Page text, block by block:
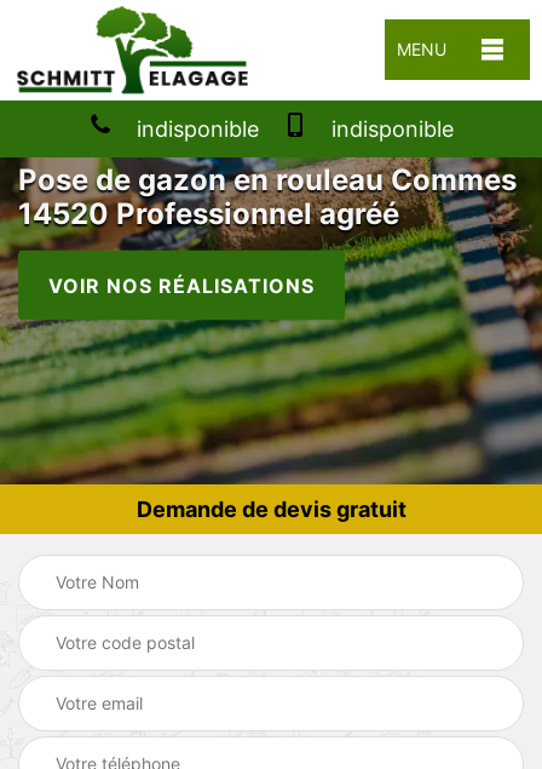
MENU
indisponible indisponible
Pose de gazon en rouleau Commes
14520 Professionnel agréé
VOIR NOS RÉALISATIONS
Demande de devis gratuit